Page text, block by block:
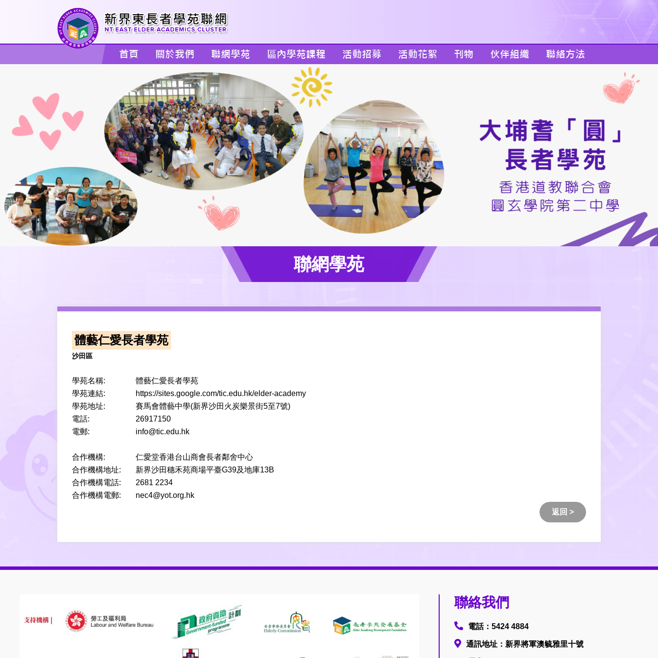
首頁 關於我們 聯網學苑 區內學苑課程 活動招募 活動花絮 刊物 伙伴組織 聯絡方法
聯網學苑
體藝仁愛長者學苑
沙田區
學苑名稱:
體藝仁愛長者學苑
學苑連結:
https://sites.google.com/tic.edu.hk/elder-academy
學苑地址:
賽馬會體藝中學(新界沙田火炭樂景街5至7號)
電話:
26917150
電郵:
info@tic.edu.hk
合作機構:
仁愛堂香港台山商會長者鄰舍中心
合作機構地址:
新界沙田穗禾苑商場平臺G39及地庫13B
合作機構電話:
2681 2234
合作機構電郵:
nec4@yot.org.hk
返回 >
聯絡我們
電話：5424 4884
通訊地址：新界將軍澳毓雅里十號